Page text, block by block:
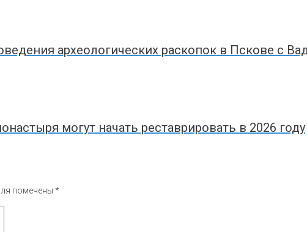
археологических раскопок в Пскове с
могут начать реставрировать в 2026 году
помечены *